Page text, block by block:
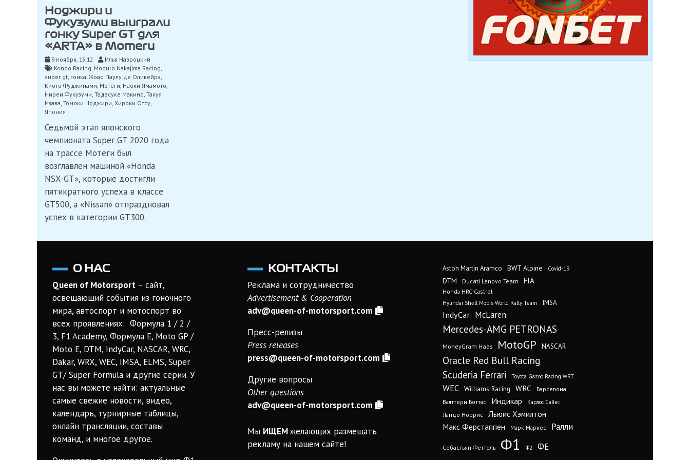
Ноджири и
Фукузуми выиграли
гонку Super GT для
«ARTA» в Мотеги
9 ноября, 13:12
Илья Навроцкий
Kondo Racing, Modulo Nakajima Racing,
super gt, гонка, Жоао Паулу де Оливейра,
Киото Фуджинами, Мотеги, Наоки Ямамото,
Ниреи Фукузуми, Тадасуке Макино, Такуя
Изава, Томоки Ноджири, Хироки Отсу,
Япония
Седьмой этап японского
чемпионата Super GT 2020 года
на трассе Мотеги был
возглавлен машиной «Honda
NSX-GT», которые достигли
пятикратного успеха в классе
GT500, а «Nissan» отпраздновал
успех в категории GT300.
О НАС
Queen of Motorsport – сайт,
освещающий события из гоночного
мира, автоспорт и мотоспорт во
всех проявлениях: Формула 1 / 2 /
3, F1 Academy, Формула Е, Moto GP /
Moto E, DTM, IndyCar, NASCAR, WRC,
Dakar, WRX, WEC, IMSA, ELMS, Super
GT/ Super Formula и другие серии. У
нас вы можете найти: актуальные
самые свежие новости, видео,
календарь, турнирные таблицы,
онлайн трансляции, составы
команд, и многое другое.
КОНТАКТЫ
Реклама и сотрудничество
Advertisement & Cooperation
adv@queen-of-motorsport.com
Пресс-релизы
Press releases
press@queen-of-motorsport.com
Другие вопросы
Other questions
adv@queen-of-motorsport.com
Мы ИЩЕМжелающих размещать
рекламу на нашем сайте!
Aston Martin Aramco BWT Alpine Covid-19
DTM Ducati Lenovo Team FIA
Honda HRC Castrol
Hyundai Shell Mobis World Rally Team IMSA
IndyCar McLaren
Mercedes-AMG PETRONAS
MoneyGram Haas MotoGP NASCAR
Oracle Red Bull Racing
Scuderia Ferrari Toyota Gazoo Racing WRT
WEC Williams Racing WRC
Барселона
Валттери Боттас
Индикар Карлос Сайнс
Ландо Норрис
Льюис Хэмилтон
Макс Ферстаппен
Марк Маркес Ралли
Себастьян Феттель Ф1 Ф2 ФЕ